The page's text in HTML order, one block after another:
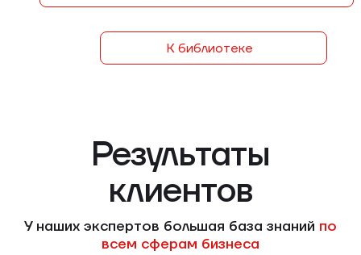
К библиотеке
Результаты
клиентов
У наших экспертов большая база знаний по
всем сферам бизнеса